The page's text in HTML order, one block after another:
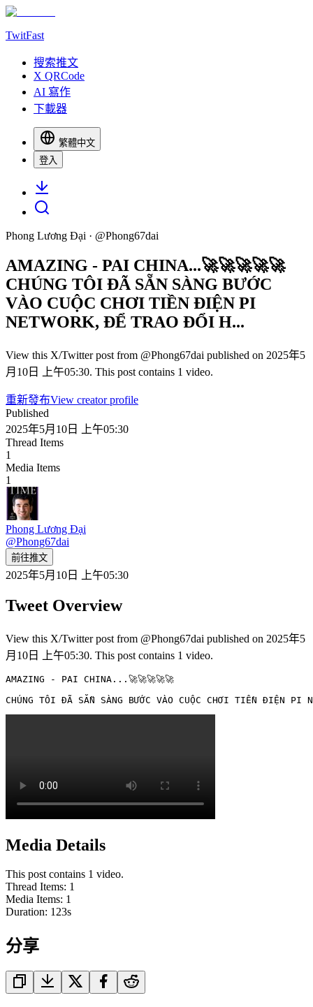
TwitFast
搜索推文
X QRCode
AI 寫作
下載器
繁體中文
登入
Phong Lương Đại · @Phong67dai
AMAZING - PAI CHINA...🚀🚀🚀🚀🚀
CHÚNG TÔI ĐÃ SẴN SÀNG BƯỚC
VÀO CUỘC CHƠI TIỀN ĐIỆN PI
NETWORK, ĐỂ TRAO ĐỔI H...
View this X/Twitter post from @Phong67dai published on 2025年5
月10日 上午05:30. This post contains 1 video.
重新發布View creator profile
Published
2025年5月10日 上午05:30
Thread Items
1
Media Items
1
Phong Lương Đại
@Phong67dai
前往推文
2025年5月10日 上午05:30
Tweet Overview
View this X/Twitter post from @Phong67dai published on 2025年5
月10日 上午05:30. This post contains 1 video.
AMAZING - PAI CHINA...🚀🚀🚀🚀🚀
CHÚNG TÔI ĐÃ SẴN SÀNG BƯỚC VÀO CUỘC CHƠI TIỀN ĐIỆN PI
Media Details
This post contains 1 video.
Thread Items: 1
Media Items: 1
Duration: 123s
分享